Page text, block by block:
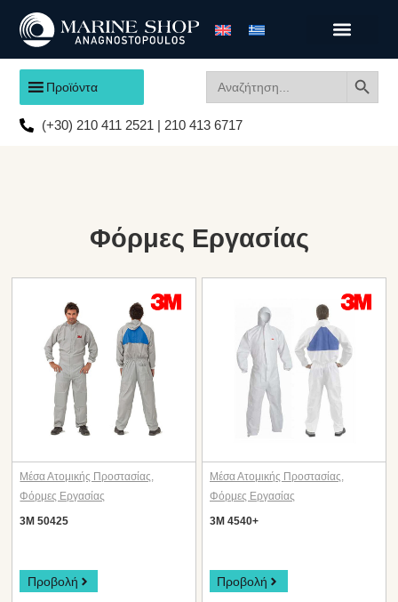
Προϊόντα
for:
(+30) 210 411 2521 | 210 413 6717
Φόρμες Εργασίας
Μέσα Ατομικής Προστασίας,
Φόρμες Εργασίας
3M 50425
Προβολή
Μέσα Ατομικής Προστασίας,
Φόρμες Εργασίας
3M 4540+
Προβολή